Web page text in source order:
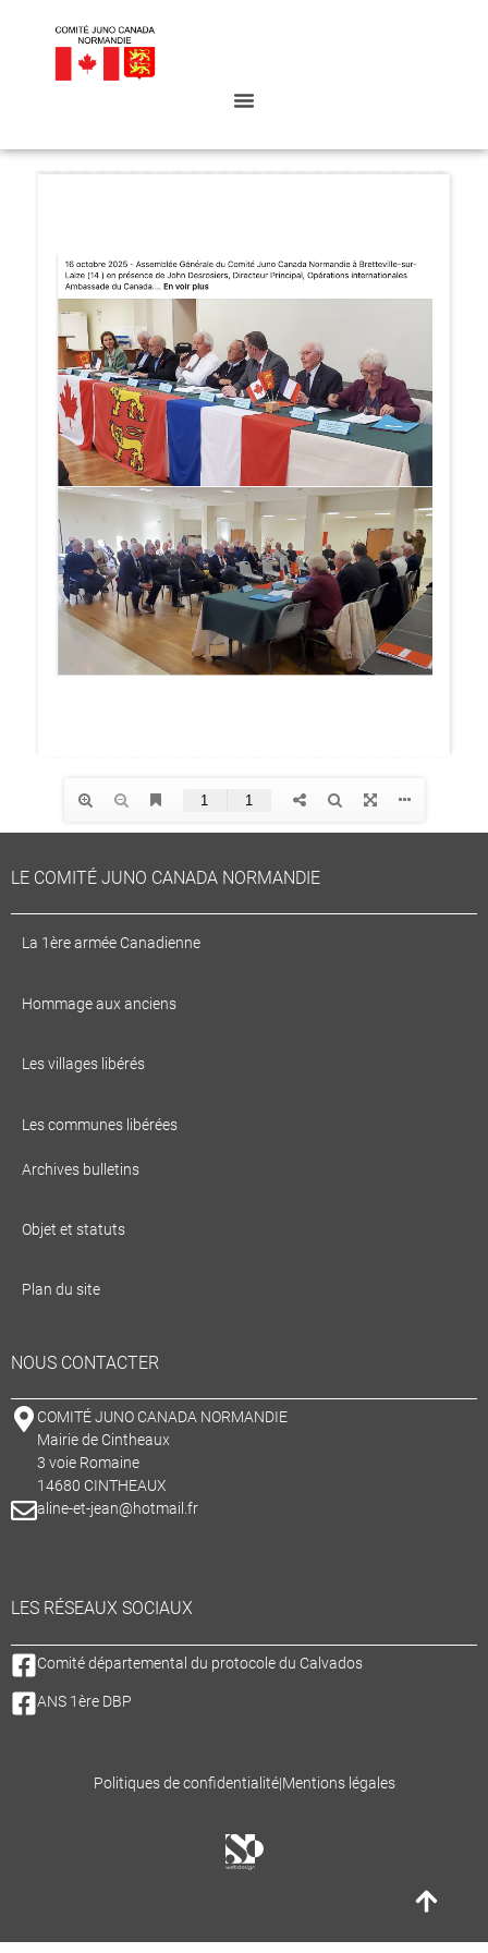
LE COMITÉ JUNO CANADA NORMANDIE
La 1ère armée Canadienne
Hommage aux anciens
Les villages libérés
Les communes libérées
Archives bulletins
Objet et statuts
Plan du site
NOUS CONTACTER
COMITÉ JUNO CANADA NORMANDIE
Mairie de Cintheaux
3 voie Romaine
14680 CINTHEAUX
aline-et-jean@hotmail.fr
LES RÉSEAUX SOCIAUX
Comité départemental du protocole du Calvados
ANS 1ère DBP
Politiques de confidentialité|Mentions légales